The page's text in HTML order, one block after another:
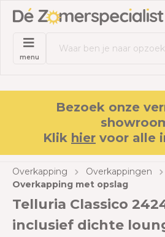
menu
Bezoek onze
Klik hier voor alle
Overkapping
Overkappingen
Overkapping met opslag
Telluria Classico
inclusief dichte